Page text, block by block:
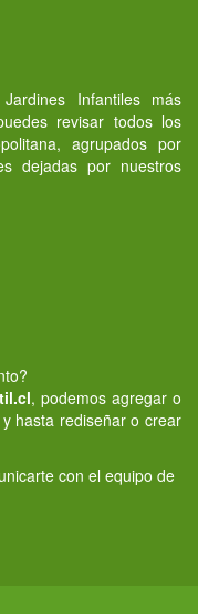
Infantiles más
revisar todos los
agrupados por
dejadas por nuestros
, podemos agregar o
hasta rediseñar o crear
con el equipo de